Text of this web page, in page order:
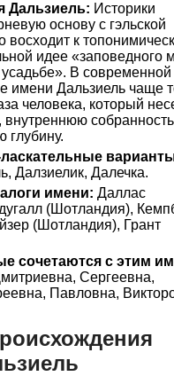
Дальзиель: Историки
основу с гэльской
восходит к
идее «заповедного
В
имени Дальзиель чаще
человека, который
внутреннюю
глубину.
Далзиелик, Далечка.
имени: Даллас
(Шотландия),
(Шотландия), Грант
сочетаются с этим
Сергеевна,
Павловна,